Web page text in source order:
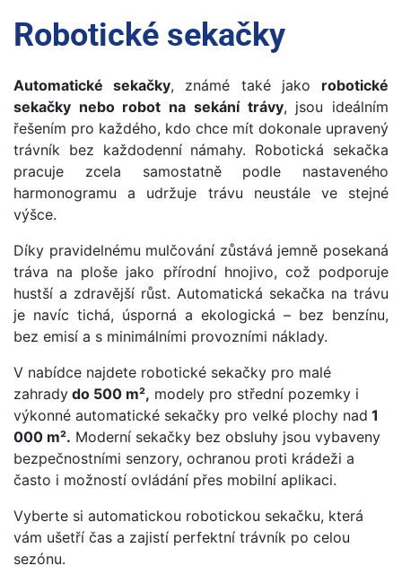
Robotické sekačky
Automatické sekačky, známé také jako robotické
sekačky nebo robot na sekání trávy, jsou ideálním
řešením pro každého, kdo chce mít dokonale upravený
trávník bez každodenní námahy. Robotická sekačka
pracuje zcela samostatně podle nastaveného
harmonogramu a udržuje trávu neustále ve stejné
výšce.
Díky pravidelnému mulčování zůstává jemně posekaná
tráva na ploše jako přírodní hnojivo, což podporuje
hustší a zdravější růst. Automatická sekačka na trávu
je navíc tichá, úsporná a ekologická – bez benzínu,
bez emisí a s minimálními provozními náklady.
V nabídce najdete robotické sekačky pro malé
zahrady do 500 m², modely pro střední pozemky i
výkonné automatické sekačky pro velké plochy nad 1
000 m². Moderní sekačky bez obsluhy jsou vybaveny
bezpečnostními senzory, ochranou proti krádeži a
často i možností ovládání přes mobilní aplikaci.
Vyberte si automatickou robotickou sekačku, která
vám ušetří čas a zajistí perfektní trávník po celou
sezónu.